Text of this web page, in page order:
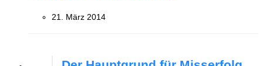
21. März 2014